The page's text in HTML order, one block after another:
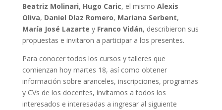
Beatriz Molinari, Hugo Caric, el mismo Alexis
Oliva, Daniel Díaz Romero, Mariana Serbent,
María José Lazarte y Franco Vidán, describieron sus
propuestas e invitaron a participar a los presentes.
Para conocer todos los cursos y talleres que
comienzan hoy martes 18, así como obtener
información sobre aranceles, inscripciones, programas
y CVs de los docentes, invitamos a todos los
interesados e interesadas a ingresar al siguiente